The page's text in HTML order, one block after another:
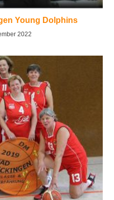
Young Dolphins
2022